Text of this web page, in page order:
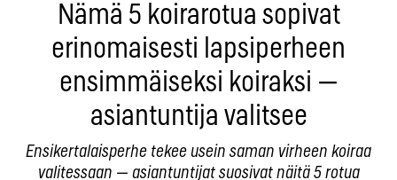
Nämä 5 koirarotua sopivat
erinomaisesti lapsiperheen
ensimmäiseksi koiraksi —
asiantuntija valitsee
Ensikertalaisperhe tekee usein saman virheen koiraa
valitessaan — asiantuntijat suosivat näitä 5 rotua